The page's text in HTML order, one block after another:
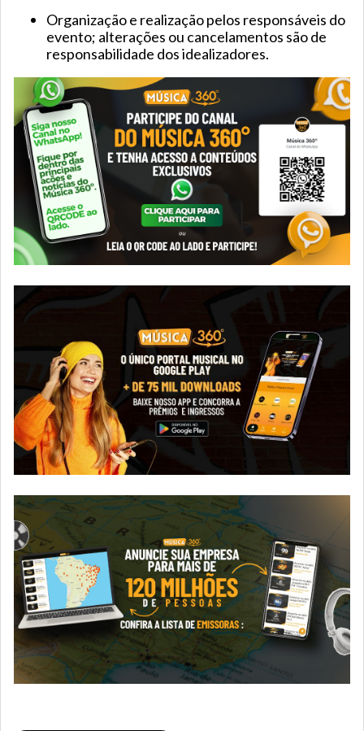
Organização e realização pelos responsáveis do
evento; alterações ou cancelamentos são de
responsabilidade dos idealizadores.